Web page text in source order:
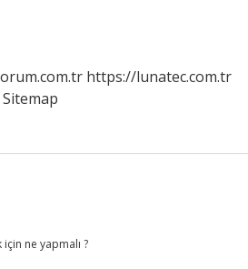
https://lunatec.com.tr
Sitemap
ne yapmalı ?